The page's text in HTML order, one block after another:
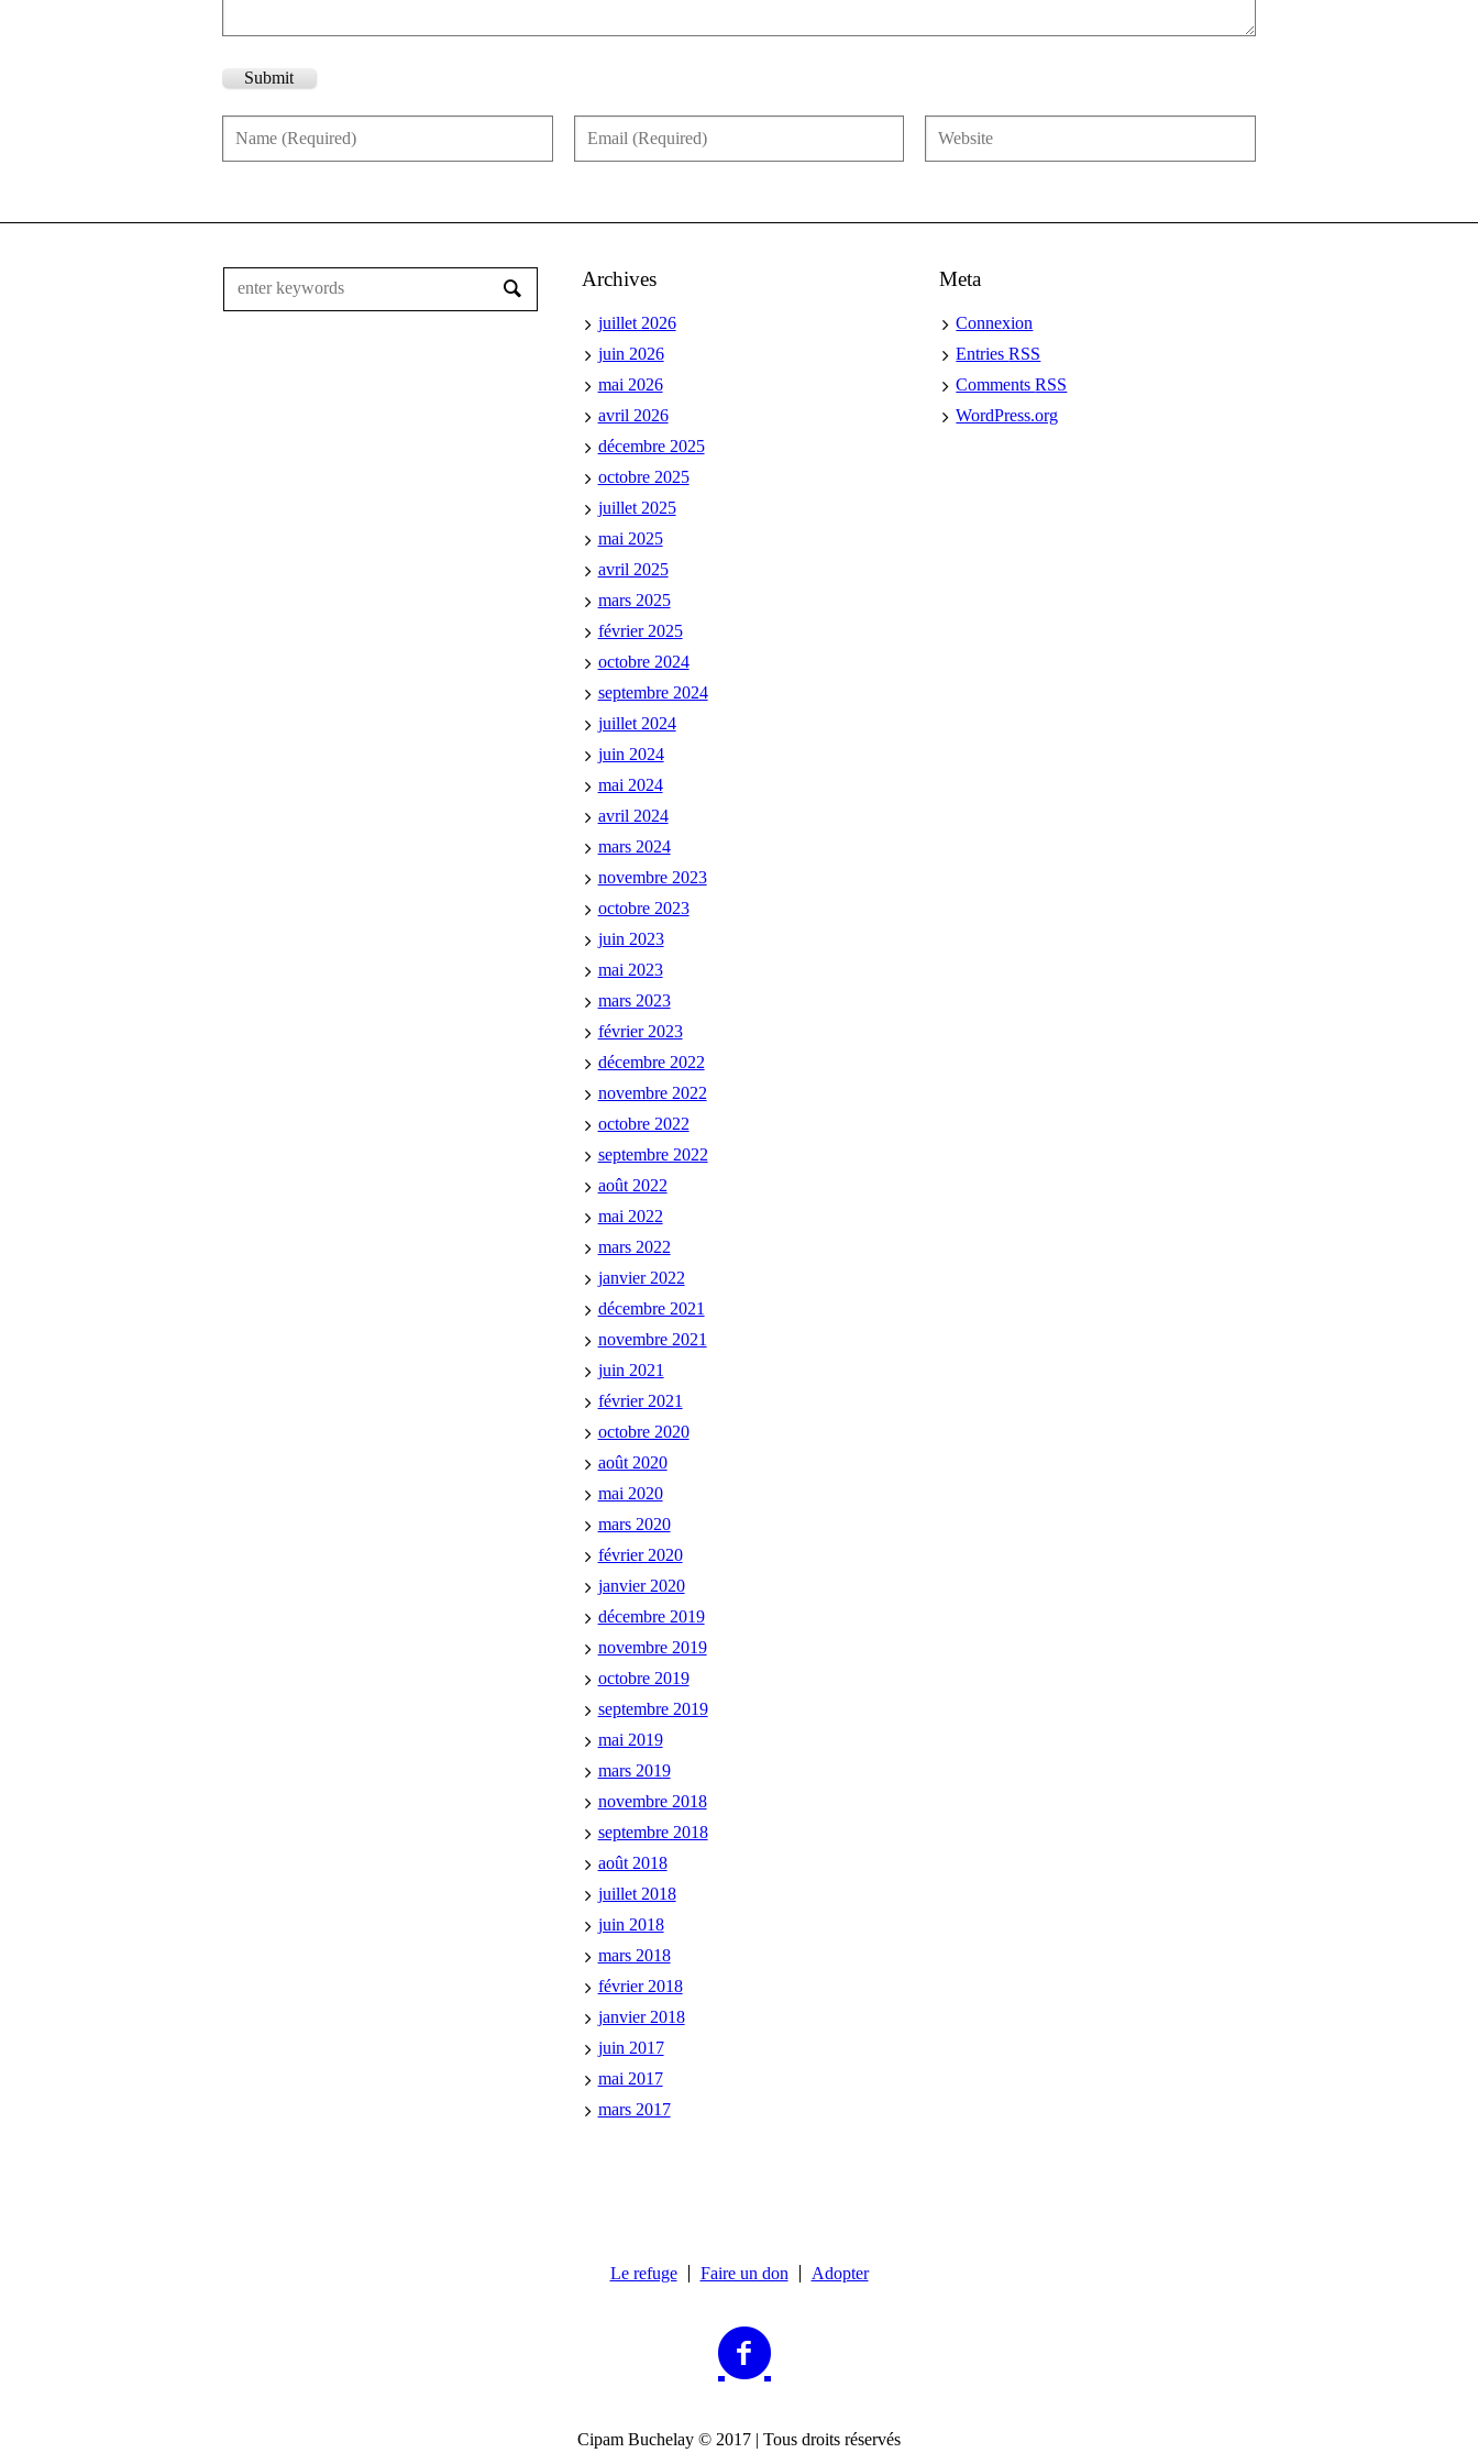
Submit
Archives
juillet 2026
juin 2026
mai 2026
avril 2026
décembre 2025
octobre 2025
juillet 2025
mai 2025
avril 2025
mars 2025
février 2025
octobre 2024
septembre 2024
juillet 2024
juin 2024
mai 2024
avril 2024
mars 2024
novembre 2023
octobre 2023
juin 2023
mai 2023
mars 2023
février 2023
décembre 2022
novembre 2022
octobre 2022
septembre 2022
août 2022
mai 2022
mars 2022
janvier 2022
décembre 2021
novembre 2021
juin 2021
février 2021
octobre 2020
août 2020
mai 2020
mars 2020
février 2020
janvier 2020
décembre 2019
novembre 2019
octobre 2019
septembre 2019
mai 2019
mars 2019
novembre 2018
septembre 2018
août 2018
juillet 2018
juin 2018
mars 2018
février 2018
janvier 2018
juin 2017
mai 2017
mars 2017
Meta
Connexion
EntriesRSS
CommentsRSS
WordPress.org
Le refuge Faire un don Adopter
Cipam Buchelay © 2017 | Tous droits réservés